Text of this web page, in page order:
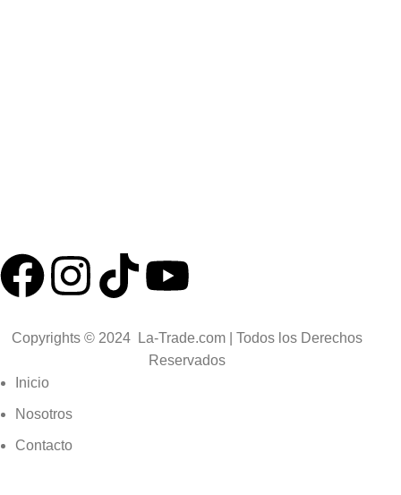
Copyrights © 2024 La-Trade.com | Todos los Derechos
Reservados
Inicio
Nosotros
Contacto